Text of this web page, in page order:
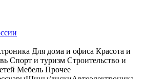
Для дома и офиса Красота и
Спорт и туризм Строительство и
Мебель Прочее